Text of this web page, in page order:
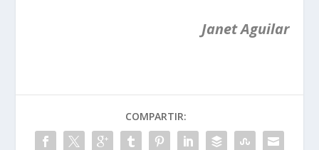
Janet Aguilar
COMPARTIR: